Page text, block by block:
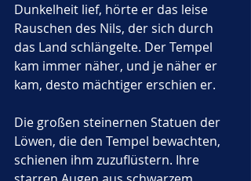
Dunkelheit lief, hörte er das leise
Rauschen des Nils, der sich durch
das Land schlängelte. Der Tempel
kam immer näher, und je näher er
kam, desto mächtiger erschien er.
Die großen steinernen Statuen der
Löwen, die den Tempel bewachten,
schienen ihm zuzuflüstern. Ihre